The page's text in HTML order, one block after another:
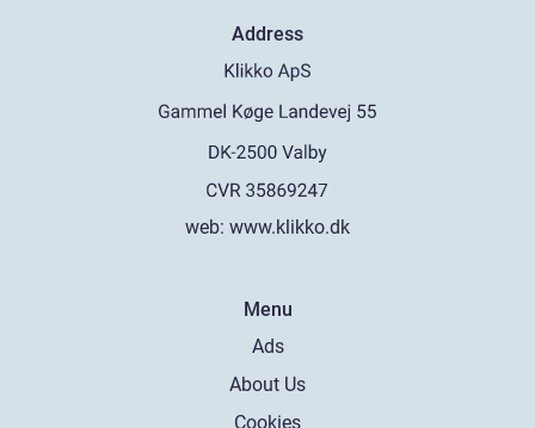
Address
web: www.klikko.dk
Menu
Ads
About Us
Cookies